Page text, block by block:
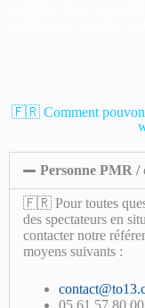
🇫🇷 Comment
Personne PMR /
🇫🇷 Pour toutes
des spectateurs en
contacter notre
moyens suivants :